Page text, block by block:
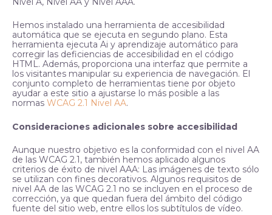
Hemos instalado una herramienta de accesibilidad
automática que se ejecuta en segundo plano. Esta
herramienta ejecuta Ai y aprendizaje automático para
corregir las deficiencias de accesibilidad en el código
HTML. Además, proporciona una interfaz que permite a
los visitantes manipular su experiencia de navegación. El
conjunto completo de herramientas tiene por objeto
ayudar a este sitio a ajustarse lo más posible a las
normas WCAG 2.1 Nivel AA.
Consideraciones adicionales sobre accesibilidad
Aunque nuestro objetivo es la conformidad con el nivel AA
de las WCAG 2.1, también hemos aplicado algunos
criterios de éxito de nivel AAA: Las imágenes de texto sólo
se utilizan con fines decorativos. Algunos requisitos de
nivel AA de las WCAG 2.1 no se incluyen en el proceso de
corrección, ya que quedan fuera del ámbito del código
fuente del sitio web, entre ellos los subtítulos de vídeo.